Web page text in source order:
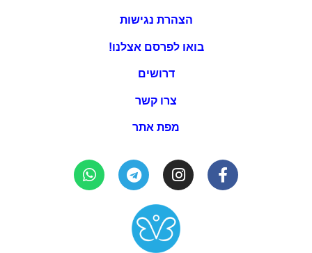
הצהרת נגישות
בואו לפרסם אצלנו!
דרושים
צרו קשר
מפת אתר